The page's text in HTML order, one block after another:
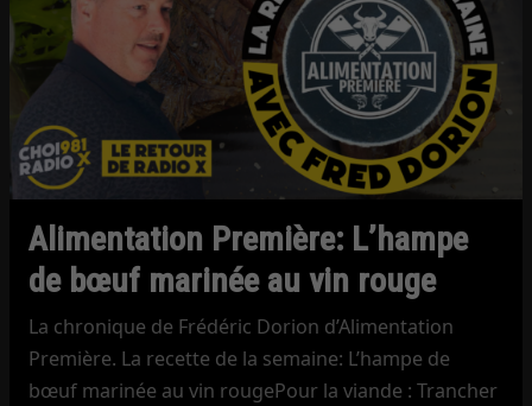
Alimentation Première: L’hampe
de bœuf marinée au vin rouge
La chronique de Frédéric Dorion d’Alimentation
Première. La recette de la semaine: L’hampe de
bœuf marinée au vin rougePour la viande : Trancher